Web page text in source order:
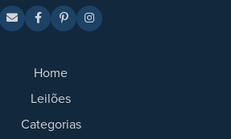
Home
Leilões
Categorias